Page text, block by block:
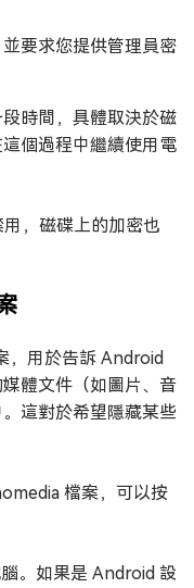
要求您提供管理員密
時間，具體取決於磁
個過程中繼續使用電
，磁碟上的加密也
，用於告訴 Android
體文件（如圖片、音
這對於希望隱藏某些
檔案，可以按
。如果是 Android 設